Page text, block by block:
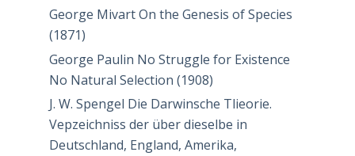
George Mivart On the Genesis of Species
(1871)
George Paulin No Struggle for Existence
No Natural Selection (1908)
J. W. Spengel Die Darwinsche Tlieorie.
Vepzeichniss der über dieselbe in
Deutschland, England, Amerika,